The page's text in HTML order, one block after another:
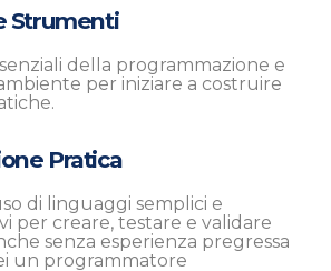
Strumenti
della programmazione e
per iniziare a costruire
Pratica
di linguaggi semplici e
per creare, testare e validare
senza esperienza pregressa
un programmatore